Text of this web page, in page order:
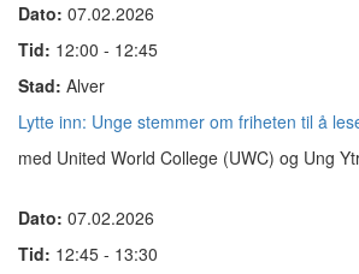
Dato: 07.02.2026
Tid: 12:00 - 12:45
Stad: Alver
Lytte inn: Unge stemmer om friheten til å
med United World College (UWC) og Ung
Dato: 07.02.2026
Tid: 12:45 - 13:30